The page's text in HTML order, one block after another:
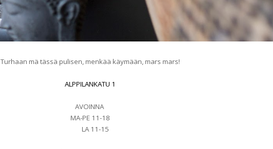
Turhaan mä tässä pulisen, menkää käymään, mars mars!
ALPPILANKATU 1
AVOINNA
MA-PE 11-18
LA 11-15